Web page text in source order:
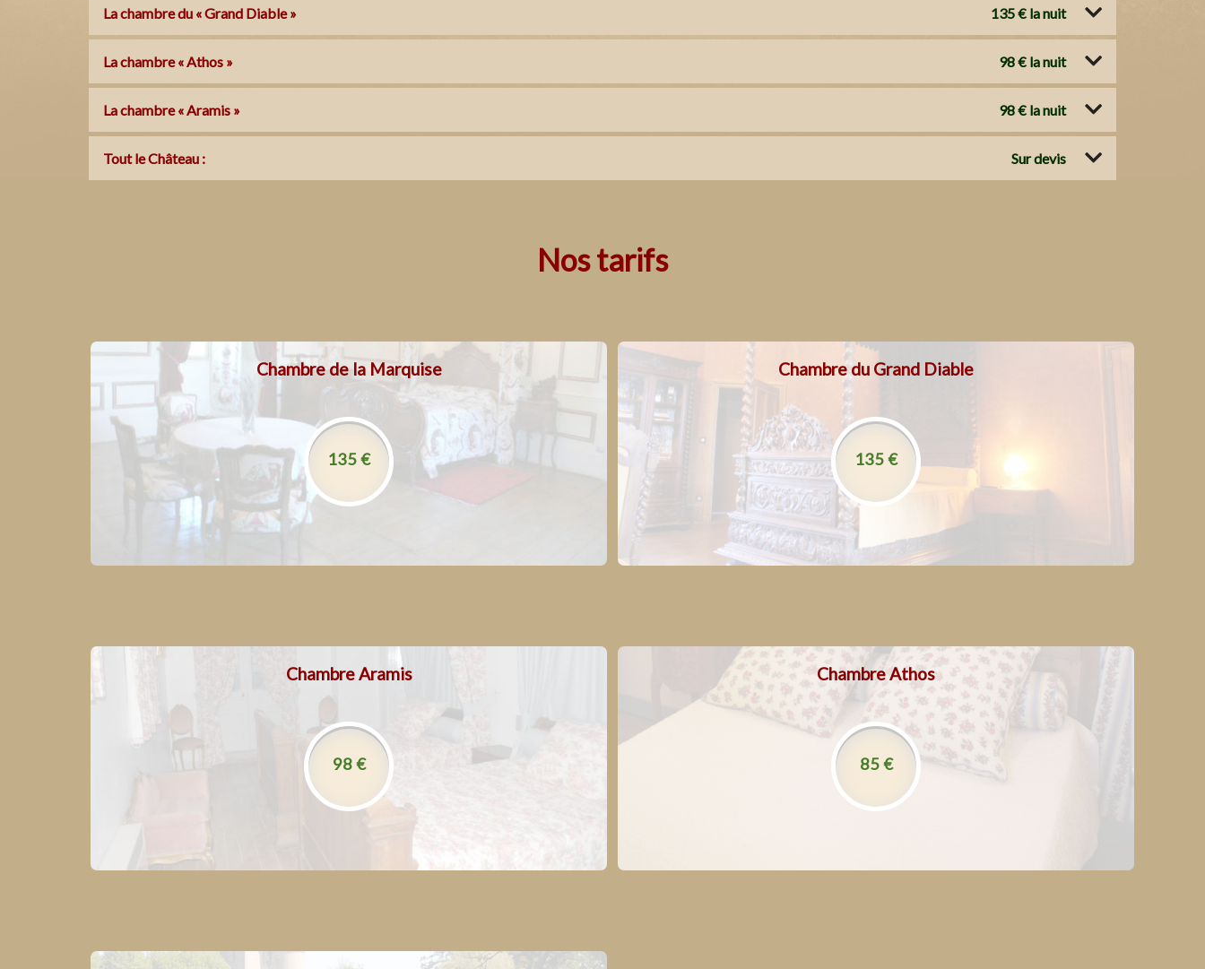
La chambre du « Grand Diable » 135 € la nuit
La chambre « Athos » 98 € la nuit
La chambre « Aramis » 98 € la nuit
Tout le Château : Sur devis
Nos tarifs
Chambre de la Marquise
135 €
La location des chambres inclut :
l’accès à la piscine intérieure chauffé, le spa et le sauna
Le parking privé et fermé
l’accès au parc et aux animaux
Chambre du Grand Diable
135 €
La location des chambres inclut :
l’accès à la piscine intérieure chauffé, le spa et le sauna
Le parking privé et fermé
l’accès au parc et aux animaux
Chambre Aramis
98 €
La location des chambres inclut :
l’accès à la piscine intérieure chauffé, le spa et le sauna
Le parking privé et fermé
l’accès au parc et aux animaux
Chambre Athos
85 €
La location des chambres inclut :
l’accès à la piscine intérieure chauffé, le spa et le sauna
Le parking privé et fermé
l’accès au parc et aux animaux